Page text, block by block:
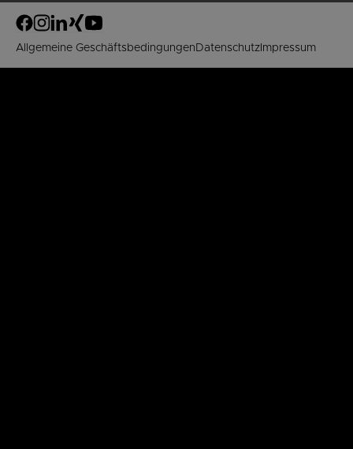
Allgemeine Geschäftsbedingungen Datenschutz Impressum